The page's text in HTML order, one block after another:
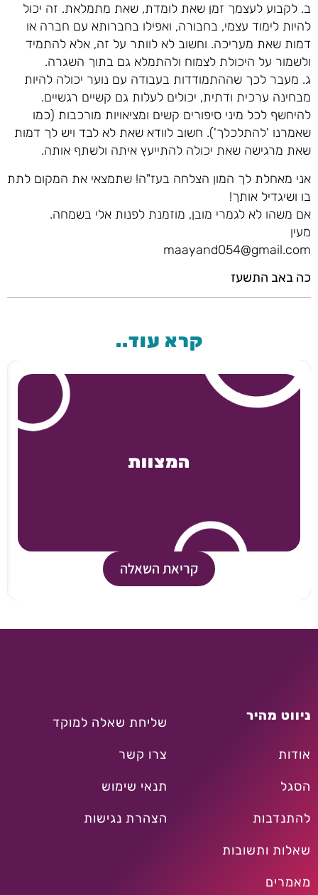
ב. לקבוע לעצמך זמן שאת לומדת, שאת מתמלאת. זה יכול
להיות לימוד עצמי, בחבורה, ואפילו בחברותא עם חברה או
דמות שאת מעריכה. וחשוב לא לוותר על זה, אלא להתמיד
ולשמור על היכולת לצמוח ולהתמלא גם בתוך השגרה.
ג. מעבר לכך שההתמודדות בעבודה עם נוער יכולה להיות
מבחינה ערכית ודתית, יכולים לעלות גם קשיים רגשיים.
להיחשף לכל מיני סיפורים קשים ומציאויות מורכבות (כמו
שאמרנו 'להתלכלך'). חשוב לוודא שאת לא לבד ויש לך דמות
שאת מרגישה שאת יכולה להתייעץ איתה ולשתף אותה.
אני מאחלת לך המון הצלחה בעז"ה! שתמצאי את המקום לתת
בו ושיגדיל אותך!
אם משהו לא לגמרי מובן, מוזמנת לפנות אלי בשמחה.
מעין
maayand054@gmail.com
כה באב התשעז
קרא עוד..
המצוות
קריאת השאלה
ניווט מהיר
אודות
הסגל
להתנדבות
שאלות ותשובות
מאמרים
שליחת שאלה למוקד
צרו קשר
תנאי שימוש
הצהרת נגישות